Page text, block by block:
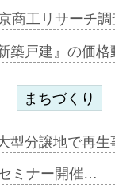
商工リサーチ
築戸建』の価
まちづくり
型分譲地で再
ミナー開催…